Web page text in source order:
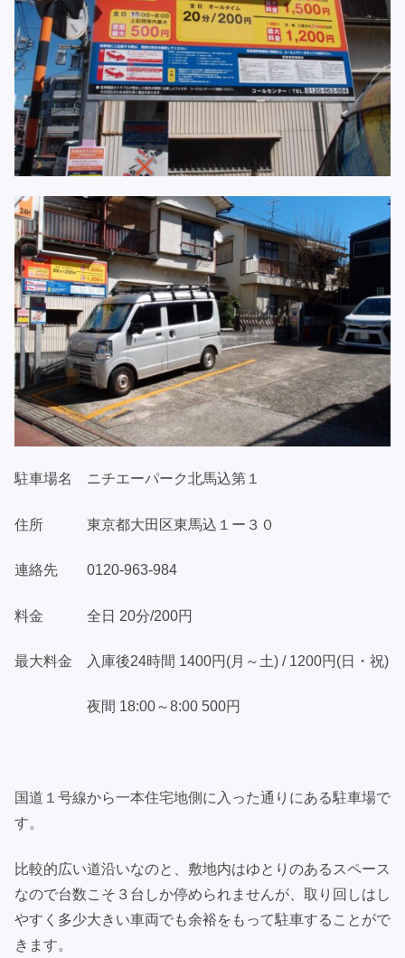
駐車場名 ニチエーパーク北馬込第１
住所 東京都大田区東馬込１ー３０
連絡先 0120-963-984
料金 全日 20分/200円
最大料金 入庫後24時間 1400円(月～土) / 1200円(日・祝)
夜間 18:00～8:00 500円
国道１号線から一本住宅地側に入った通りにある駐車場で
す。
比較的広い道沿いなのと、敷地内はゆとりのあるスペース
なので台数こそ３台しか停められませんが、取り回しはし
やすく多少大きい車両でも余裕をもって駐車することがで
きます。